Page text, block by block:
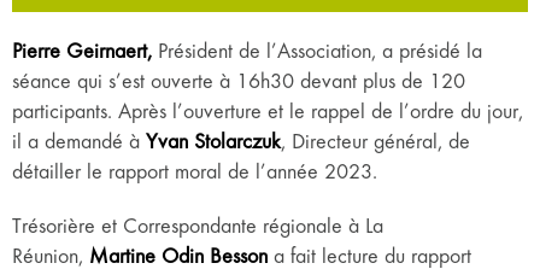
Pierre Geirnaert, Président de l’Association, a présidé la
séance qui s’est ouverte à 16h30 devant plus de 120
participants. Après l’ouverture et le rappel de l’ordre du jour,
il a demandé à Yvan Stolarczuk, Directeur général, de
détailler le rapport moral de l’année 2023.
Trésorière et Correspondante régionale à La
Réunion, Martine Odin Besson a fait lecture du rapport